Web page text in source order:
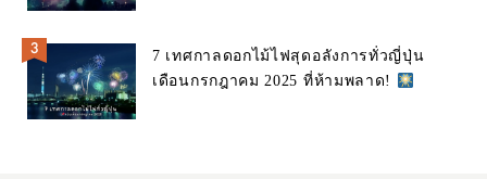
7 เทศกาลดอกไม้ไฟสุดอลังการทั่วญี่ปุ่น
เดือนกรกฎาคม 2025 ที่ห้ามพลาด!